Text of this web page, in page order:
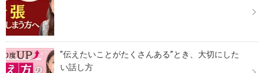
”伝えたいことがたくさんある”とき、大切にした
い話し方